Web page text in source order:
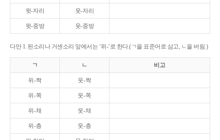
윗-자리 웃-자리
윗-중방 웃-중방
다만 1. 된소리나 거센소리 앞에서는 ‘위-’로 한다.(ㄱ을 표준어로 삼고, ㄴ을 버림.)
ㄱ ㄴ 비고
위-짝 웃-짝
위-쪽 웃-쪽
위-채 웃-채
위-층 웃-층